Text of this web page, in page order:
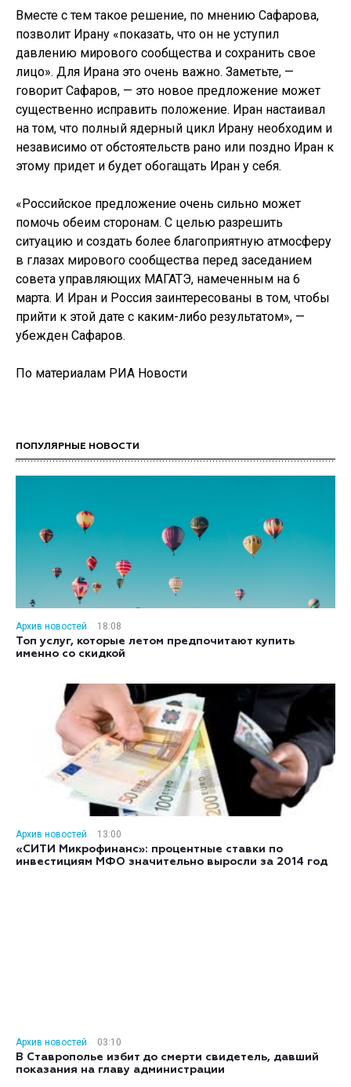
Вместе с тем такое решение, по мнению Сафарова,
позволит Ирану «показать, что он не уступил
давлению мирового сообщества и сохранить свое
лицо». Для Ирана это очень важно. Заметьте, —
говорит Сафаров, — это новое предложение может
существенно исправить положение. Иран настаивал
на том, что полный ядерный цикл Ирану необходим и
независимо от обстоятельств рано или поздно Иран к
этому придет и будет обогащать Иран у себя.
«Российское предложение очень сильно может
помочь обеим сторонам. С целью разрешить
ситуацию и создать более благоприятную атмосферу
в глазах мирового сообщества перед заседанием
совета управляющих МАГАТЭ, намеченным на 6
марта. И Иран и Россия заинтересованы в том, чтобы
прийти к этой дате с каким-либо результатом», —
убежден Сафаров.
По материалам РИА Новости
ПОПУЛЯРНЫЕ НОВОСТИ
Архив новостей
18:08
Топ услуг, которые летом предпочитают купить
именно со скидкой
Архив новостей
13:00
«СИТИ Микрофинанс»: процентные ставки по
инвестициям МФО значительно выросли за 2014 год
Архив новостей
03:10
В Ставрополье избит до смерти свидетель, давший
показания на главу администрации